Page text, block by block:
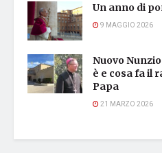
Un anno di
9 MAGGIO 2026
Nuovo
è e cosa fa il
Papa
21 MARZO 2026